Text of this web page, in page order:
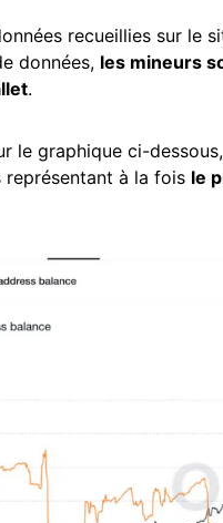
recueillies sur le
données, les mineurs
.
le graphique ci-
à la fois le